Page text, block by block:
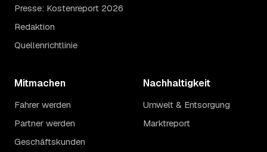
Presse: Kostenreport 2026
Redaktion
Quellenrichtlinie
Mitmachen
Fahrer werden
Partner werden
Geschäftskunden
Nachhaltigkeit
Umwelt & Entsorgung
Marktreport